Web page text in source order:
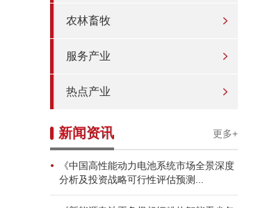
农林畜牧
服务产业
热点产业
新闻资讯 更多+
《中国高性能动力电池系统市场全景深度
分析及投资战略可行性评估预测...